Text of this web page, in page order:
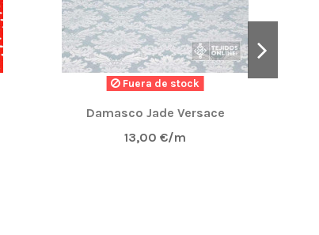
Fuera de stock
Damasco Jade Versace
13,00 €/m